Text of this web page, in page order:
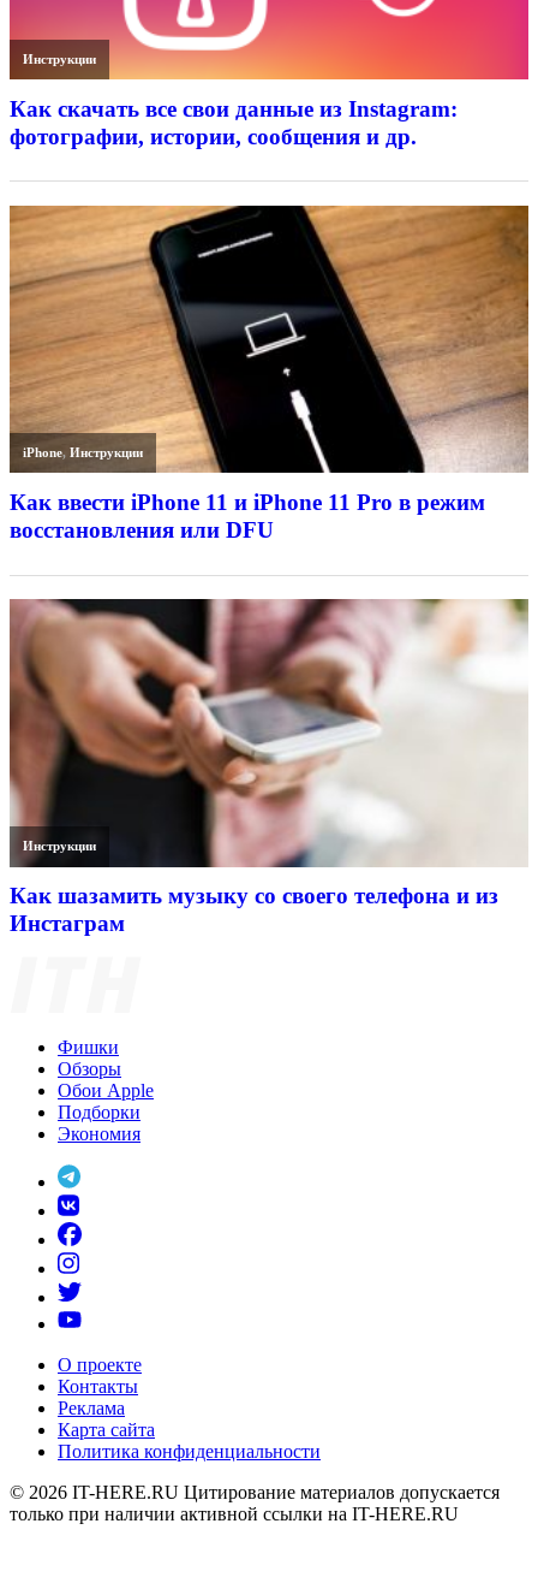
Инструкции
Как скачать все свои данные из Instagram:
фотографии, истории, сообщения и др.
iPhone,Инструкции
Как ввести iPhone 11 и iPhone 11 Pro в режим
восстановления или DFU
Инструкции
Как шазамить музыку со своего телефона и из
Инстаграм
Фишки
Обзоры
Обои Apple
Подборки
Экономия
О проекте
Контакты
Реклама
Карта сайта
Политика конфиденциальности
© 2026 IT-HERE.RU Цитирование материалов допускается
только при наличии активной ссылки на IT-HERE.RU